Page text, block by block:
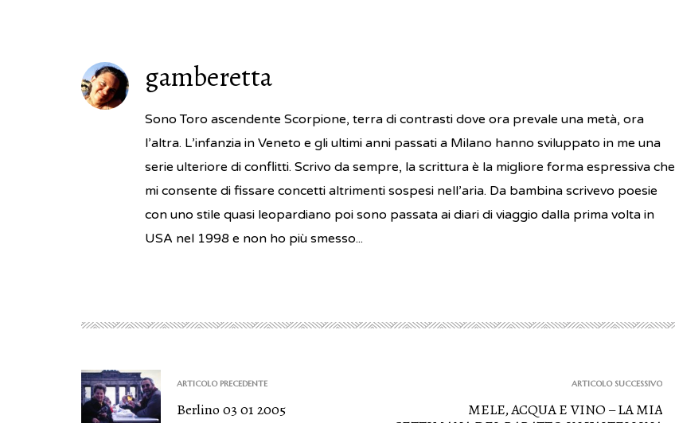
gamberetta
Sono Toro ascendente Scorpione, terra di contrasti dove ora prevale una metà, ora
l’altra. L’infanzia in Veneto e gli ultimi anni passati a Milano hanno sviluppato in me una
serie ulteriore di conflitti. Scrivo da sempre, la scrittura è la migliore forma espressiva che
mi consente di fissare concetti altrimenti sospesi nell’aria. Da bambina scrivevo poesie
con uno stile quasi leopardiano poi sono passata ai diari di viaggio dalla prima volta in
USA nel 1998 e non ho più smesso...
ARTICOLO PRECEDENTE
Berlino 03 01 2005
ARTICOLO SUCCESSIVO
MELE, ACQUA E VINO – LA MIA